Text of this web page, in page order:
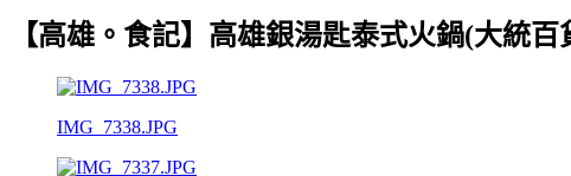
【高雄。食記】高雄銀湯匙泰式火鍋(大統
IMG_7338.JPG